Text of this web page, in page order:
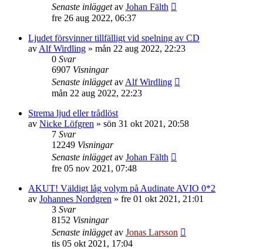
Senaste inläggetav Johan Fälth
fre 26 aug 2022, 06:37
Ljudet försvinner tillfälligt vid spelning av CD
av Alf Wirdling » mån 22 aug 2022, 22:23
0 Svar
6907 Visningar
Senaste inläggetav Alf Wirdling
mån 22 aug 2022, 22:23
Strema ljud eller trådlöst
av Nicke Löfgren » sön 31 okt 2021, 20:58
7 Svar
12249 Visningar
Senaste inläggetav Johan Fälth
fre 05 nov 2021, 07:48
AKUT! Väldigt låg volym på Audinate AVIO 0*2
av Johannes Nordgren » fre 01 okt 2021, 21:01
3 Svar
8152 Visningar
Senaste inläggetav Jonas Larsson
tis 05 okt 2021, 17:04